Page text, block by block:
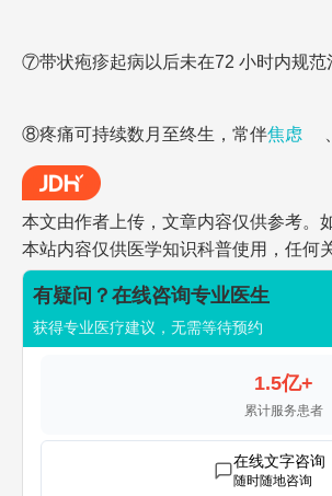
⑦带状疱疹起病以后未在72 小时内规范
⑧疼痛可持续数月至终生，常伴焦虑
本文由作者上传，文章内容仅供参考。
本站内容仅供医学知识科普使用，任何
有疑问？在线咨询专业医生
获得专业医疗建议，无需等待预约
1.5亿+
累计服务患者
在线文字咨询
随时随地咨询